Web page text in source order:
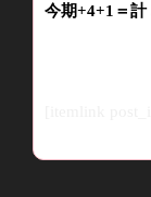
今期+4+1 ＝計